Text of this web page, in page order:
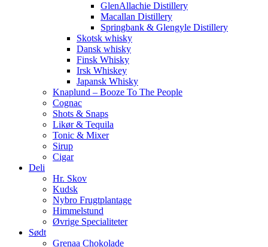
GlenAllachie Distillery
Macallan Distillery
Springbank & Glengyle Distillery
Skotsk whisky
Dansk whisky
Finsk Whisky
Irsk Whiskey
Japansk Whisky
Knaplund – Booze To The People
Cognac
Shots & Snaps
Likør & Tequila
Tonic & Mixer
Sirup
Cigar
Deli
Hr. Skov
Kudsk
Nybro Frugtplantage
Himmelstund
Øvrige Specialiteter
Sødt
Grenaa Chokolade